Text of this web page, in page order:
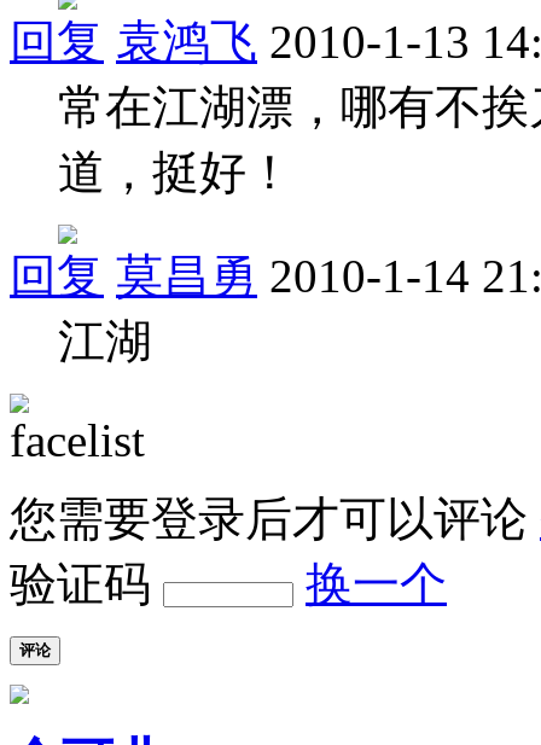
回复 袁鸿飞 2010-1-13
常在江湖漂，哪有不
道，挺好！
回复 莫昌勇 2010-1-14
江湖
您需要登录后才可以评论
验证码
换一个
评论